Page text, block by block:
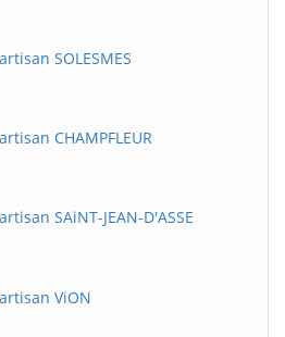
SOLESMES
CHAMPFLEUR
SAiNT-JEAN-D'ASSE
ViON